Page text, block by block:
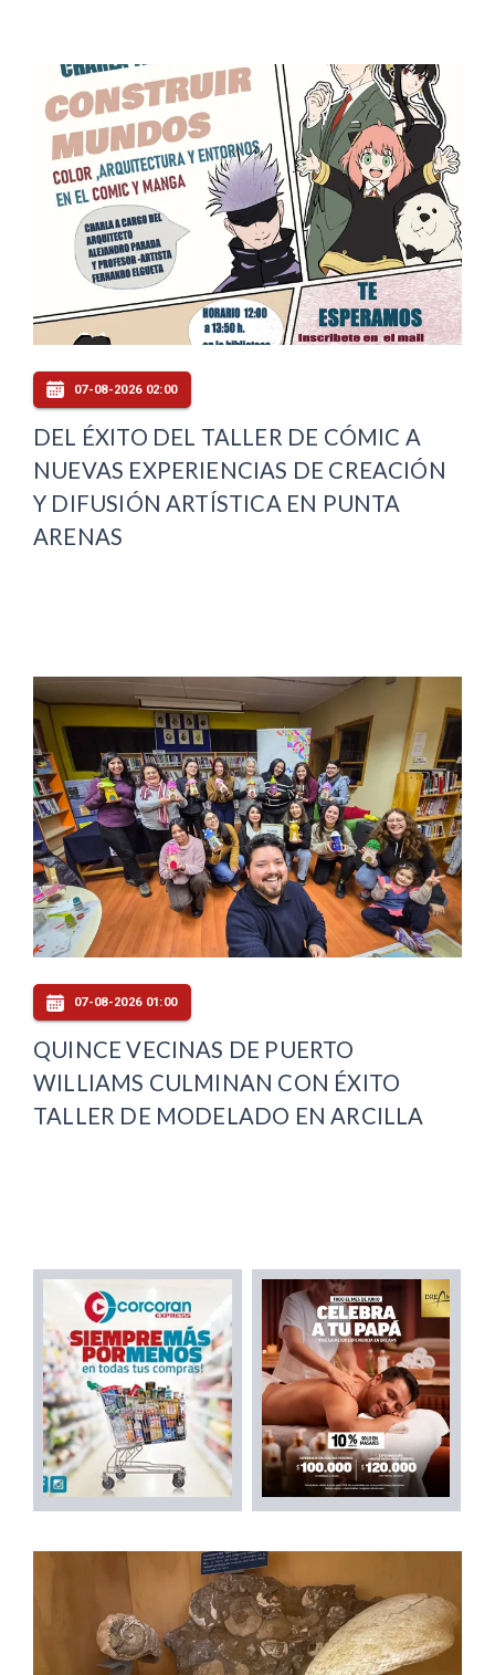
07-08-2026 02:00
DEL ÉXITO DEL TALLER DE CÓMIC A
NUEVAS EXPERIENCIAS DE CREACIÓN
Y DIFUSIÓN ARTÍSTICA EN PUNTA
ARENAS
07-08-2026 01:00
QUINCE VECINAS DE PUERTO
WILLIAMS CULMINAN CON ÉXITO
TALLER DE MODELADO EN ARCILLA